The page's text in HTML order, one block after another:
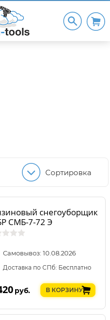
Сортировка
снегоуборщик
СМБ-7-72 Э
Самовывоз: 10.08.2026
Доставка по СПб: Бесплатно
руб. В КОРЗИНУ